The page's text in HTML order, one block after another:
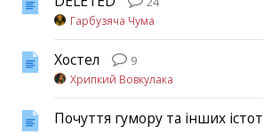
Гарбузяча Чума
Хостел
9
Хрипкий Вовкулака
Почуття гумору та інших істот